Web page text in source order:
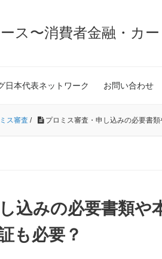
ス〜消費者金融・カ
日本代表ネットワーク お問い合わせ
ス審査 / プロミス審査・申し込みの必要書
込みの必要書類や
も必要？